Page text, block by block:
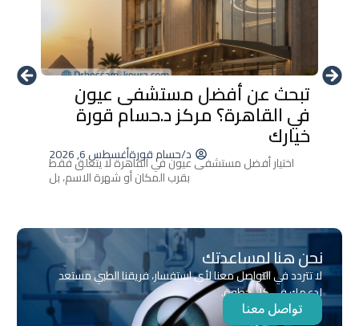
تبحث عن أفضل مستشفى عيون
في القاهرة؟ مركز د.حسام قورة
خيارك
د/حسام قورةأغسطس 6, 2026
اختيار أفضل مستشفى عيون في القاهرة لا يتعلق فقط
بقرب المكان أو شهرة الاسم، بل
نحن هنا لمساعدتك
لا تتردد في التواصل معنا لأي استفسار، فريقنا الطبي مستعد
لدعمك في كل خطوة.
تواصل معنا